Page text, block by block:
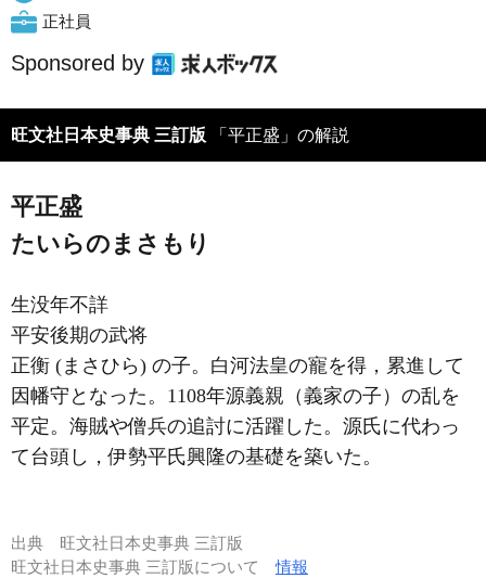
正社員
Sponsored by
旺文社日本史事典 三訂版 「平正盛」の解説
平正盛
たいらのまさもり
生没年不詳
平安後期の武将
正衡 (まさひら) の子。白河法皇の寵を得，累進して
因幡守となった。1108年源義親（義家の子）の乱を
平定。海賊や僧兵の追討に活躍した。源氏に代わっ
て台頭し，伊勢平氏興隆の基礎を築いた。
出典 旺文社日本史事典 三訂版
旺文社日本史事典 三訂版について情報